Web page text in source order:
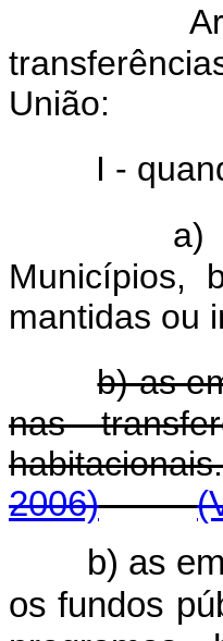
I -
a)
Municípios,
mantidas ou
b) as
nas
2006)
b) as
os fundos